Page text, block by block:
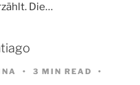
Die…
3 MIN READ